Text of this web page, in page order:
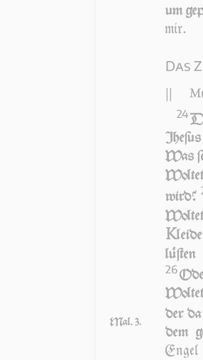
um
mir.
Das
||
Mal. 3.
24
Was
wird?
K
26
der
dem
Engel